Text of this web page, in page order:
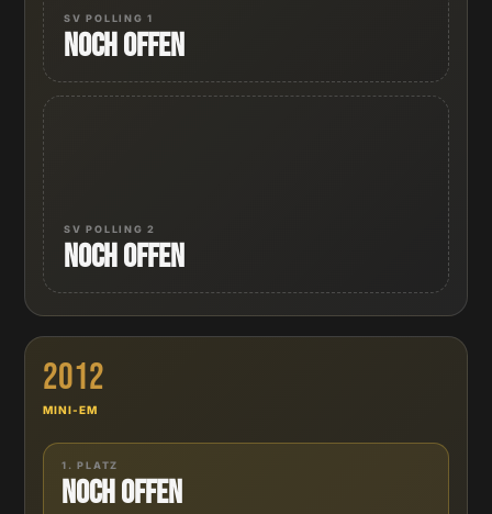
SV POLLING 1
Noch offen
SV POLLING 2
Noch offen
2012
MINI-EM
1. PLATZ
Noch offen